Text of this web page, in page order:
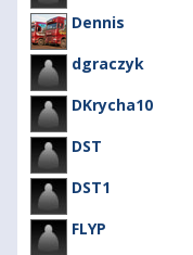
Dennis
dgraczyk
DKrycha10
DST
DST1
FLYP